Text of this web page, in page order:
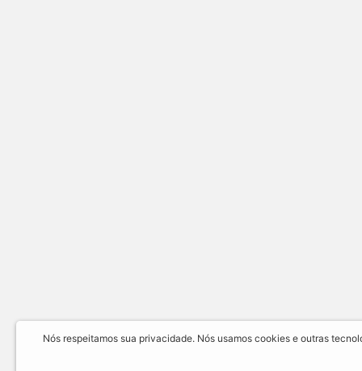
Nós respeitamos sua privacidade. Nós usamos cookies e outras